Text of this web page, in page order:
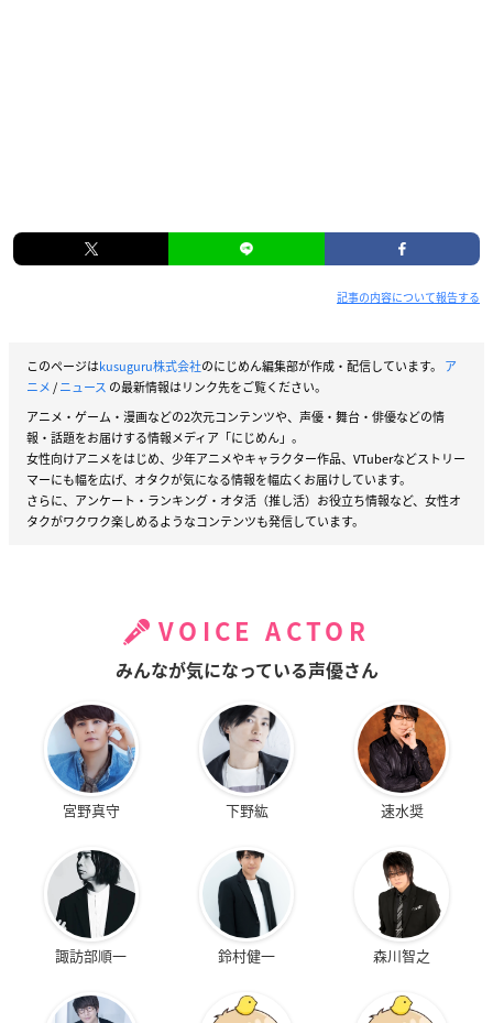
記事の内容について報告する
このページはkusuguru株式会社のにじめん編集部が作成・配信しています。 ア
ニメ/ニュース の最新情報はリンク先をご覧ください。
アニメ・ゲーム・漫画などの2次元コンテンツや、声優・舞台・俳優などの情
報・話題をお届けする情報メディア「にじめん」。
女性向けアニメをはじめ、少年アニメやキャラクター作品、VTuberなどストリー
マーにも幅を広げ、オタクが気になる情報を幅広くお届けしています。
さらに、アンケート・ランキング・オタ活（推し活）お役立ち情報など、女性オ
タクがワクワク楽しめるようなコンテンツも発信しています。
VOICE ACTOR
みんなが気になっている声優さん
宮野真守 下野紘 速水奨
諏訪部順一 鈴村健一 森川智之